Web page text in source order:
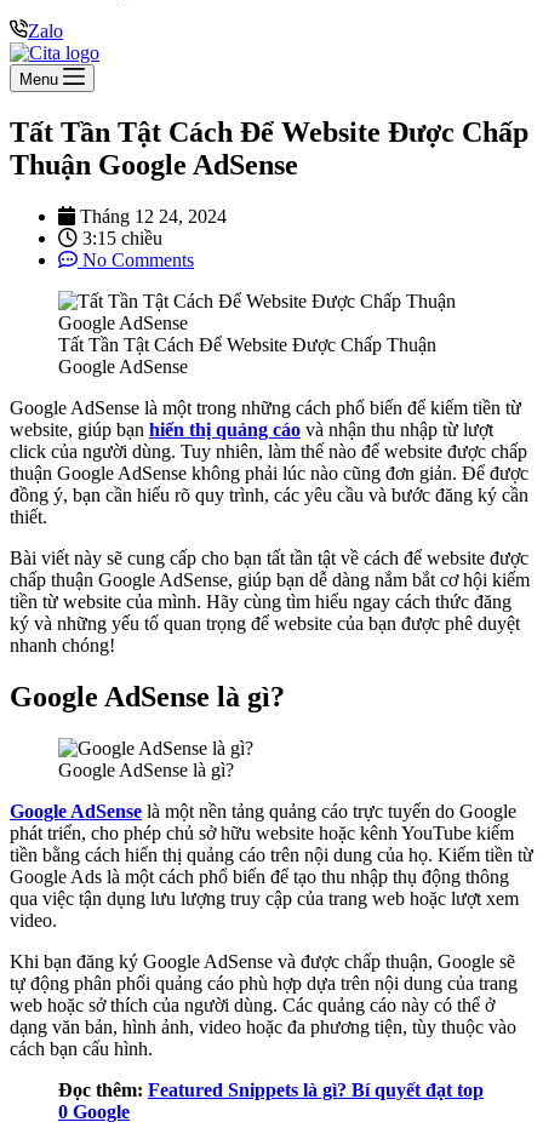
Zalo
Menu
Tất Tần Tật Cách Để Website Được Chấp
Thuận Google AdSense
Tháng 12 24, 2024
3:15 chiều
No Comments
Tất Tần Tật Cách Để Website Được Chấp Thuận
Google AdSense
Google AdSense là một trong những cách phổ biến để kiếm tiền từ
website, giúp bạn hiển thị quảng cáo và nhận thu nhập từ lượt
click của người dùng. Tuy nhiên, làm thế nào để website được chấp
thuận Google AdSense không phải lúc nào cũng đơn giản. Để được
đồng ý, bạn cần hiểu rõ quy trình, các yêu cầu và bước đăng ký cần
thiết.
Bài viết này sẽ cung cấp cho bạn tất tần tật về cách để website được
chấp thuận Google AdSense, giúp bạn dễ dàng nắm bắt cơ hội kiếm
tiền từ website của mình. Hãy cùng tìm hiểu ngay cách thức đăng
ký và những yếu tố quan trọng để website của bạn được phê duyệt
nhanh chóng!
Google AdSense là gì?
Google AdSense là gì?
Google AdSense là một nền tảng quảng cáo trực tuyến do Google
phát triển, cho phép chủ sở hữu website hoặc kênh YouTube kiếm
tiền bằng cách hiển thị quảng cáo trên nội dung của họ. Kiếm tiền từ
Google Ads là một cách phổ biến để tạo thu nhập thụ động thông
qua việc tận dụng lưu lượng truy cập của trang web hoặc lượt xem
video.
Khi bạn đăng ký Google AdSense và được chấp thuận, Google sẽ
tự động phân phối quảng cáo phù hợp dựa trên nội dung của trang
web hoặc sở thích của người dùng. Các quảng cáo này có thể ở
dạng văn bản, hình ảnh, video hoặc đa phương tiện, tùy thuộc vào
cách bạn cấu hình.
Đọc thêm: Featured Snippets là gì? Bí quyết đạt top
0 Google